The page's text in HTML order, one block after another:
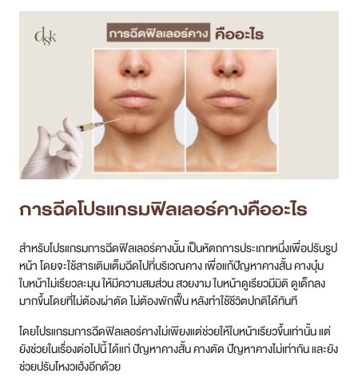
การฉีดโปรแกรมฟิลเลอร์คางคืออะไร
สำหรับโปรแกรมการฉีดฟิลเลอร์คางนั้น เป็นหัตถการประเภทหนึ่งเพื่อปรับรูป
หน้า โดยจะใช้สารเติมเต็มฉีดไปที่บริเวณคาง เพื่อแก้ปัญหาคางสั้น คางบุ๋ม
ใบหน้าไม่เรียวละมุน ให้มีความสมส่วน สวยงาม ใบหน้าดูเรียวมีมิติ ดูเด็กลง
มากขึ้นโดยที่ไม่ต้องผ่าตัด ไม่ต้องพักฟื้น หลังทำใช้ชีวิตปกติได้ทันที
โดยโปรแกรมการฉีดฟิลเลอร์คางไม่เพียงแต่ช่วยให้ใบหน้าเรียวขึ้นเท่านั้น แต่
ยังช่วยในเรื่องต่อไปนี้ ได้แก่ ปัญหาคางสั้น คางตัด ปัญหาคางไม่เท่ากัน และยัง
ช่วยปรับโหงวเฮ้งอีกด้วย